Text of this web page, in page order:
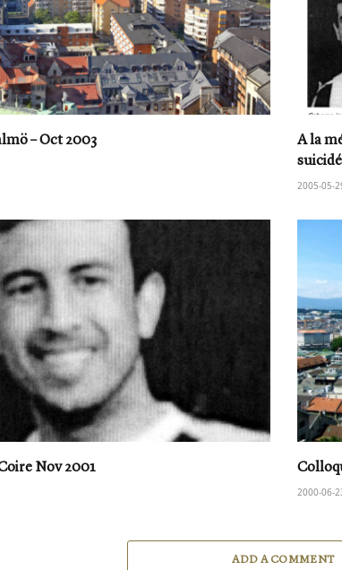
– Oct 2003
A la
2005-05-
Nov 2001
2000-06-
ADD A COMMENT